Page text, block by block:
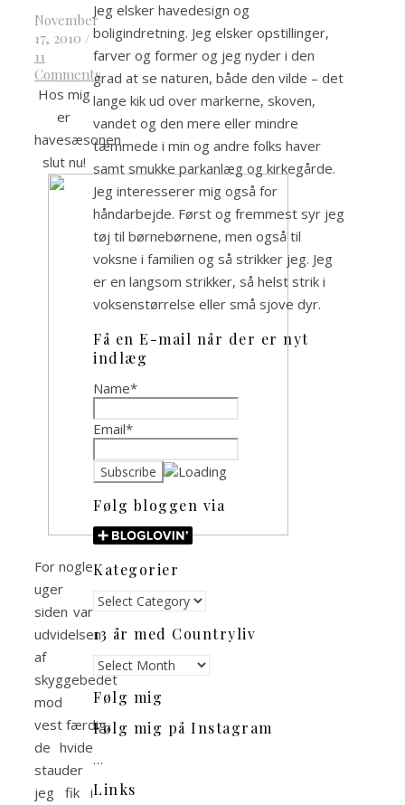
November
17, 2010 /
11
Comments
Hos mig
er
havesæsonen
slut nu!
For nogle
uger
siden var
udvidelsen
af
skyggebedet
mod
vest færdig,
de hvide
stauder
jeg fik i
Jeg elsker havedesign og
boligindretning. Jeg elsker opstillinger,
farver og former og jeg nyder i den
grad at se naturen, både den vilde – det
lange kik ud over markerne, skoven,
vandet og den mere eller mindre
tæmmede i min og andre folks haver
samt smukke parkanlæg og kirkegårde.
Jeg interesserer mig også for
håndarbejde. Først og fremmest syr jeg
tøj til børnebørnene, men også til
voksne i familien og så strikker jeg. Jeg
er en langsom strikker, så helst strik i
voksenstørrelse eller små sjove dyr.
Få en E-mail når der er nyt
indlæg
Name*
Email*
Følg bloggen via
Kategorier
Kategorier
13 år med Countryliv
13
år
med
Countryliv
Følg mig
Følg mig på Instagram
…
Links